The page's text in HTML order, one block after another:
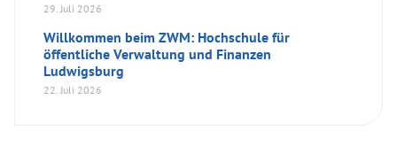
29. Juli 2026
Willkommen beim ZWM: Hochschule für
öffentliche Verwaltung und Finanzen
Ludwigsburg
22. Juli 2026